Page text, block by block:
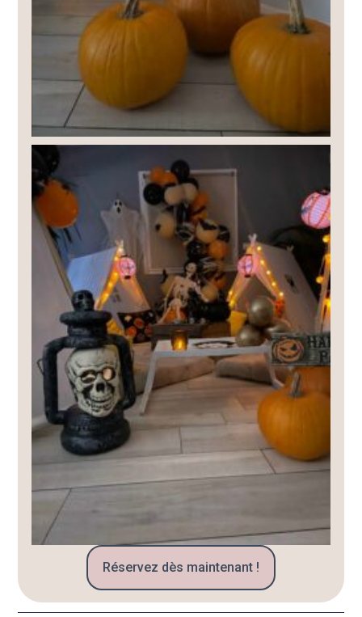
Réservez dès maintenant !